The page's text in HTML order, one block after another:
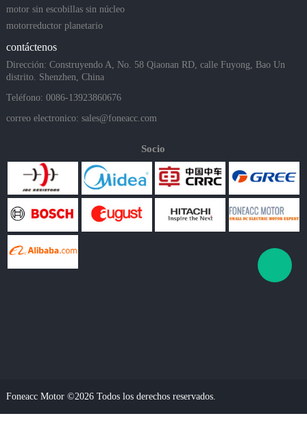
motor sin escobillas sin núcleo
motorreductor planetario
contáctenos
Dirección: Construyendo A, No. 58 Qiaonan RD, calle Fuyong, Bao Un
distrito. Shenzhen, China
Teléfono: 0086-13923860676
correo electronico: sales@foneacc.com
Socio
Foneacc Motor ©2026 Todos los derechos reservados.